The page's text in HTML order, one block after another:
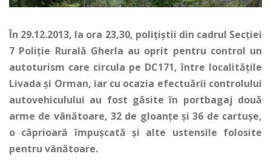
În 29.12.2013, la ora 23,30, poliţiştii din cadrul Secţiei
7 Poliţie Rurală Gherla au oprit pentru control un
autoturism care circula pe DC171, între localităţile
Livada şi Orman, iar cu ocazia efectuării controlului
autovehiculului au fost găsite în portbagaj două
arme de vânătoare, 32 de gloanţe şi 36 de cartuşe,
o căprioară împuşcată şi alte ustensile folosite
pentru vânătoare.